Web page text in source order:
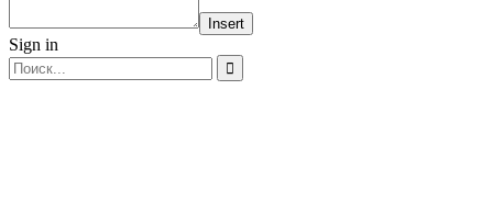
Insert
Sign in